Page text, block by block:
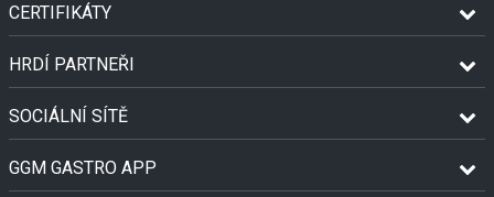
CERTIFIKÁTY
HRDÍ PARTNEŘI
SOCIÁLNÍ SÍTĚ
GGM GASTRO APP